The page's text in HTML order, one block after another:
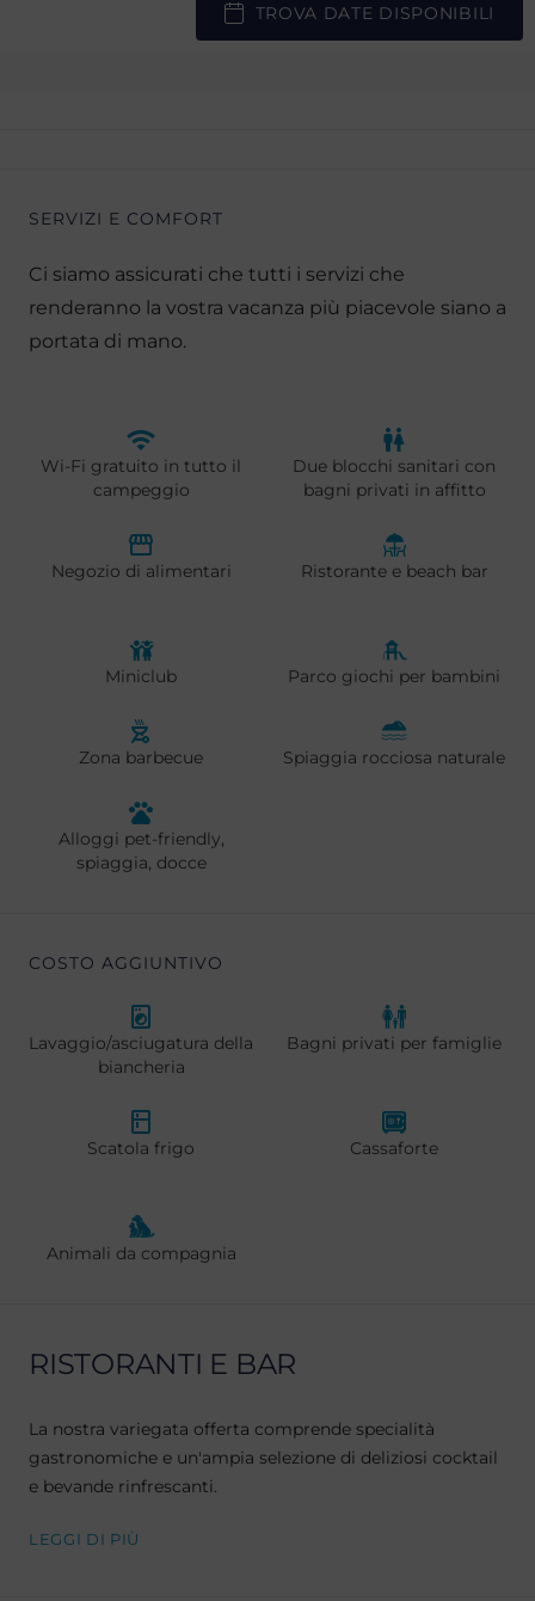
TROVA DATE DISPONIBILI
SERVIZI E COMFORT
Ci siamo assicurati che tutti i servizi che
renderanno la vostra vacanza più piacevole siano a
portata di mano.
Wi-Fi gratuito in tutto il
campeggio
Due blocchi sanitari con
bagni privati in affitto
Negozio di alimentari Ristorante e beach bar
Miniclub Parco giochi per bambini
Zona barbecue Spiaggia rocciosa naturale
Alloggi pet-friendly,
spiaggia, docce
COSTO AGGIUNTIVO
Lavaggio/asciugatura della
biancheria
Bagni privati per famiglie
Scatola frigo Cassaforte
Animali da compagnia
RISTORANTI E BAR
La nostra variegata offerta comprende specialità
gastronomiche e un'ampia selezione di deliziosi cocktail
e bevande rinfrescanti.
LEGGI DI PIÙ